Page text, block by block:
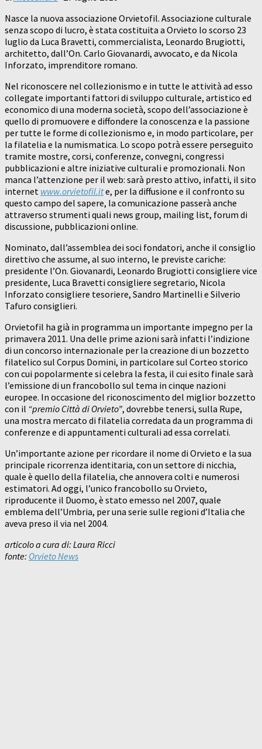
Nasce la nuova associazione Orvietofil. Associazione culturale
senza scopo di lucro, è stata costituita a Orvieto lo scorso 23
luglio da Luca Bravetti, commercialista, Leonardo Brugiotti,
architetto, dall’On. Carlo Giovanardi, avvocato, e da Nicola
Inforzato, imprenditore romano.
Nel riconoscere nel collezionismo e in tutte le attività ad esso
collegate importanti fattori di sviluppo culturale, artistico ed
economico di una moderna società, scopo dell’associazione è
quello di promuovere e diffondere la conoscenza e la passione
per tutte le forme di collezionismo e, in modo particolare, per
la filatelia e la numismatica. Lo scopo potrà essere perseguito
tramite mostre, corsi, conferenze, convegni, congressi
pubblicazioni e altre iniziative culturali e promozionali. Non
manca l’attenzione per il web: sarà presto attivo, infatti, il sito
internet www.orvietofil.ite, per la diffusione e il confronto su
questo campo del sapere, la comunicazione passerà anche
attraverso strumenti quali news group, mailing list, forum di
discussione, pubblicazioni online.
Nominato, dall’assemblea dei soci fondatori, anche il consiglio
direttivo che assume, al suo interno, le previste cariche:
presidente l’On. Giovanardi, Leonardo Brugiotti consigliere vice
presidente, Luca Bravetti consigliere segretario, Nicola
Inforzato consigliere tesoriere, Sandro Martinelli e Silverio
Tafuro consiglieri.
Orvietofil ha già in programma un importante impegno per la
primavera 2011. Una delle prime azioni sarà infatti l’indizione
di un concorso internazionale per la creazione di un bozzetto
filatelico sul Corpus Domini, in particolare sul Corteo storico
con cui popolarmente si celebra la festa, il cui esito finale sarà
l’emissione di un francobollo sul tema in cinque nazioni
europee. In occasione del riconoscimento del miglior bozzetto
con il “premio Città di Orvieto”, dovrebbe tenersi, sulla Rupe,
una mostra mercato di filatelia corredata da un programma di
conferenze e di appuntamenti culturali ad essa correlati.
Un’importante azione per ricordare il nome di Orvieto e la sua
principale ricorrenza identitaria, con un settore di nicchia,
quale è quello della filatelia, che annovera colti e numerosi
estimatori. Ad oggi, l’unico francobollo su Orvieto,
riproducente il Duomo, è stato emesso nel 2007, quale
emblema dell’Umbria, per una serie sulle regioni d’Italia che
aveva preso il via nel 2004.
articolo a cura di: Laura Ricci
fonte: Orvieto News